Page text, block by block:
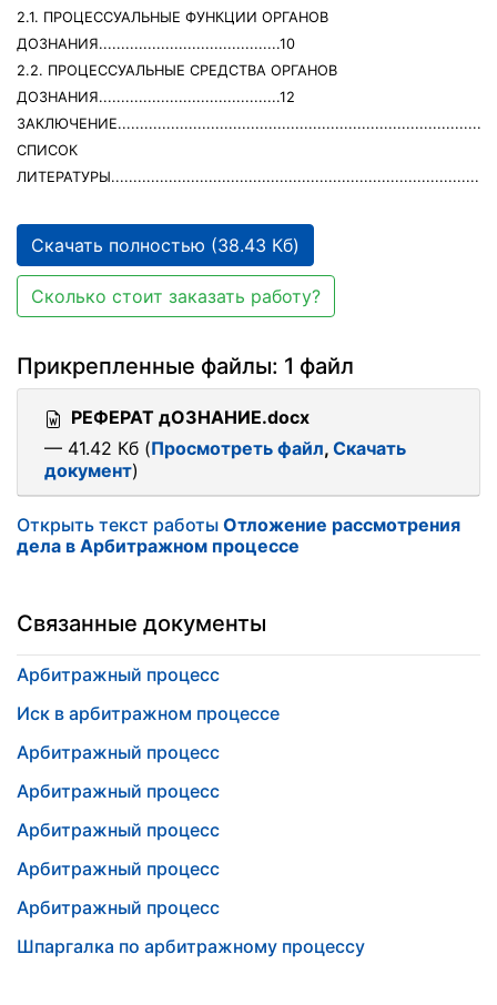
2.1. ПРОЦЕССУАЛЬНЫЕ ФУНКЦИИ ОРГАНОВ
ДОЗНАНИЯ.........................................10
2.2. ПРОЦЕССУАЛЬНЫЕ СРЕДСТВА ОРГАНОВ
ДОЗНАНИЯ.........................................12
СПИСОК
Скачать полностью (38.43 Кб)
Сколько стоит заказать работу?
Прикрепленные файлы: 1 файл
РЕФЕРАТ дОЗНАНИЕ.docx
— 41.42 Кб (Просмотреть файл, Скачать
документ)
Открыть текст работы Отложение рассмотрения
дела в Арбитражном процессе
Связанные документы
Арбитражный процесс
Иск в арбитражном процессе
Арбитражный процесс
Арбитражный процесс
Арбитражный процесс
Арбитражный процесс
Арбитражный процесс
Шпаргалка по арбитражному процессу